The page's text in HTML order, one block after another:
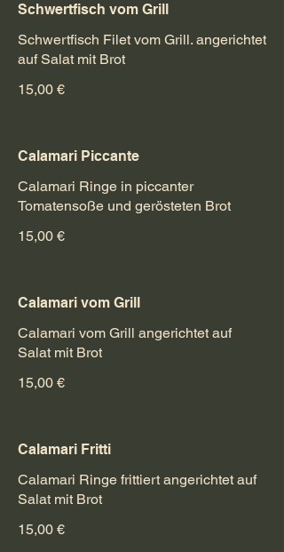
Schwertfisch vom Grill
Schwertfisch Filet vom Grill. angerichtet
auf Salat mit Brot
15,00 €
Calamari Piccante
Calamari Ringe in piccanter
Tomatensoße und gerösteten Brot
15,00 €
Calamari vom Grill
Calamari vom Grill angerichtet auf
Salat mit Brot
15,00 €
Calamari Fritti
Calamari Ringe frittiert angerichtet auf
Salat mit Brot
15,00 €